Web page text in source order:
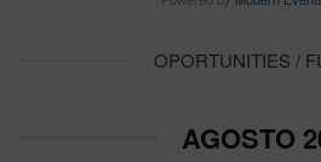
OPORTUNITIES /
AGOSTO